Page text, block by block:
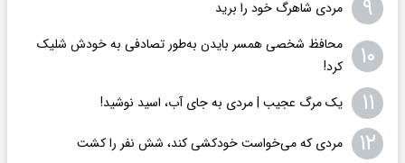
۹ مردی شاهرگ خود را برید
۱۰
محافظ شخصی همسر بایدن به‌طور تصادفی به خودش شلیک
کرد!
۱۱ یک مرگ عجیب | مردی به جای آب، اسید نوشید!
۱۲ مردی که می‌خواست خودکشی کند، شش نفر را کشت